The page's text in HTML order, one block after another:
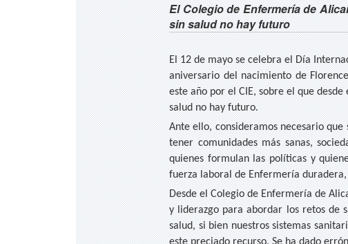
El Colegio de Enfermería de
sin salud no hay futuro
El 12 de mayo se celebra el Día
aniversario del nacimiento de
este año por el CIE, sobre el que
salud no hay futuro.
Ante ello, consideramos necesario
tener comunidades más sanas,
quienes formulan las políticas y
fuerza laboral de Enfermería
Desde el Colegio de Enfermería de
y liderazgo para abordar los retos de
salud, si bien nuestros sistemas